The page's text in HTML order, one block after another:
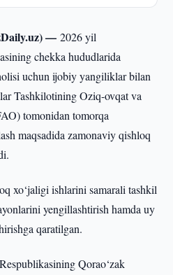
—2026 yil
chekka hududlarida
uchun ijobiy yangiliklar bilan
Tashkilotining Oziq-ovqat va
tomonidan tomorqa
maqsadida zamonaviy qishloq
xo‘jaligi ishlarini samarali tashkil
yengillashtirish hamda uy
qaratilgan.
Qorao‘zak